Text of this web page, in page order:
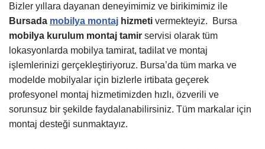
Bizler yıllara dayanan deneyimimiz ve birikimimiz ile
Bursada mobilya montaj hizmeti vermekteyiz.
Bursa
mobilya kurulum montaj tamir servisi olarak tüm
lokasyonlarda mobilya tamirat, tadilat ve montaj
işlemlerinizi gerçekleştiriyoruz. Bursa’da tüm marka ve
modelde mobilyalar için bizlerle irtibata geçerek
profesyonel montaj hizmetimizden hızlı, özverili ve
sorunsuz bir şekilde faydalanabilirsiniz. Tüm markalar için
montaj desteği sunmaktayız.